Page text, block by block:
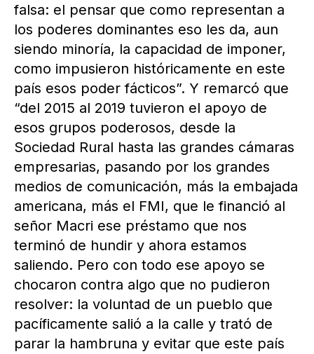
falsa: el pensar que como representan a
los poderes dominantes eso les da, aun
siendo minoría, la capacidad de imponer,
como impusieron históricamente en este
país esos poder fácticos”. Y remarcó que
“del 2015 al 2019 tuvieron el apoyo de
esos grupos poderosos, desde la
Sociedad Rural hasta las grandes cámaras
empresarias, pasando por los grandes
medios de comunicación, más la embajada
americana, más el FMI, que le financió al
señor Macri ese préstamo que nos
terminó de hundir y ahora estamos
saliendo. Pero con todo ese apoyo se
chocaron contra algo que no pudieron
resolver: la voluntad de un pueblo que
pacíficamente salió a la calle y trató de
parar la hambruna y evitar que este país